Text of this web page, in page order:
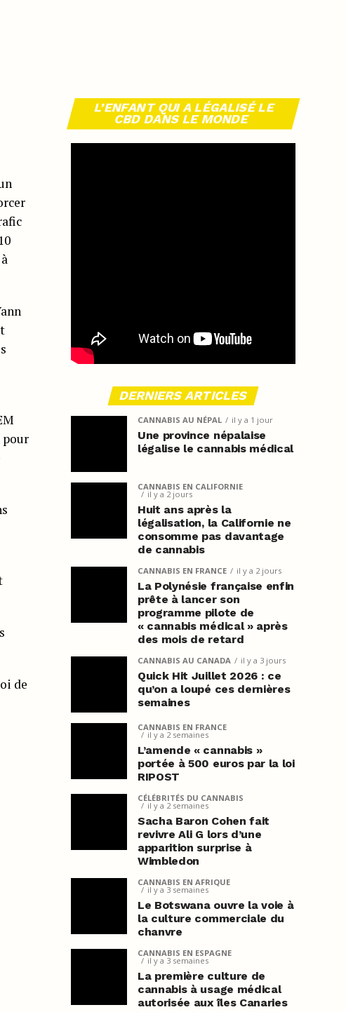
pour
de
L’ENFANT QUI A LÉGALISÉ LE
CBD DANS LE MONDE
DERNIERS ARTICLES
CANNABIS AU NÉPAL il y a 1 jour
Une province népalaise
légalise le cannabis médical
CANNABIS EN CALIFORNIE
il y a 2 jours
Huit ans après la
légalisation, la Californie ne
consomme pas davantage
de cannabis
CANNABIS EN FRANCE il y a 2 jours
La Polynésie française enfin
prête à lancer son
programme pilote de
« cannabis médical » après
des mois de retard
CANNABIS AU CANADA il y a 3 jours
Quick Hit Juillet 2026 : ce
qu’on a loupé ces dernières
semaines
CANNABIS EN FRANCE
il y a 2 semaines
L’amende « cannabis »
portée à 500 euros par la loi
RIPOST
CÉLÉBRITÉS DU CANNABIS
il y a 2 semaines
Sacha Baron Cohen fait
revivre Ali G lors d’une
apparition surprise à
Wimbledon
CANNABIS EN AFRIQUE
il y a 3 semaines
Le Botswana ouvre la voie à
la culture commerciale du
chanvre
CANNABIS EN ESPAGNE
il y a 3 semaines
La première culture de
cannabis à usage médical
autorisée aux îles Canaries